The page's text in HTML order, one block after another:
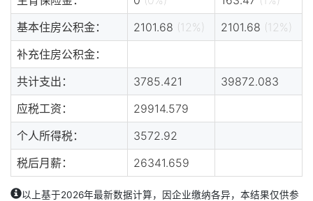
基本住房公积金：
2101.68 (12%) 2101.68 (12%)
补充住房公积金：
共计支出：
3785.421
39872.083
应税工资：
29914.579
个人所得税：
3572.92
税后月薪：
26341.659
以上基于2026年最新数据计算，因企业缴纳各异，本结果仅供参